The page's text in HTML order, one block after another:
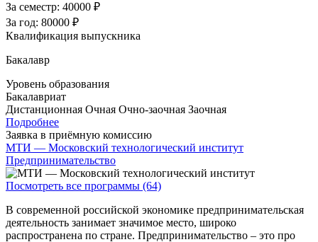
За семестр: 40000 ₽
За год: 80000 ₽
Квалификация выпускника
Бакалавр
Уровень образования
Бакалавриат
Дистанционная Очная Очно-заочная Заочная
Подробнее
Заявка в приёмную комиссию
МТИ — Московский технологический институт
Предпринимательство
Посмотреть все программы (64)
В современной российской экономике предпринимательская
деятельность занимает значимое место, широко
распространена по стране. Предпринимательство – это про